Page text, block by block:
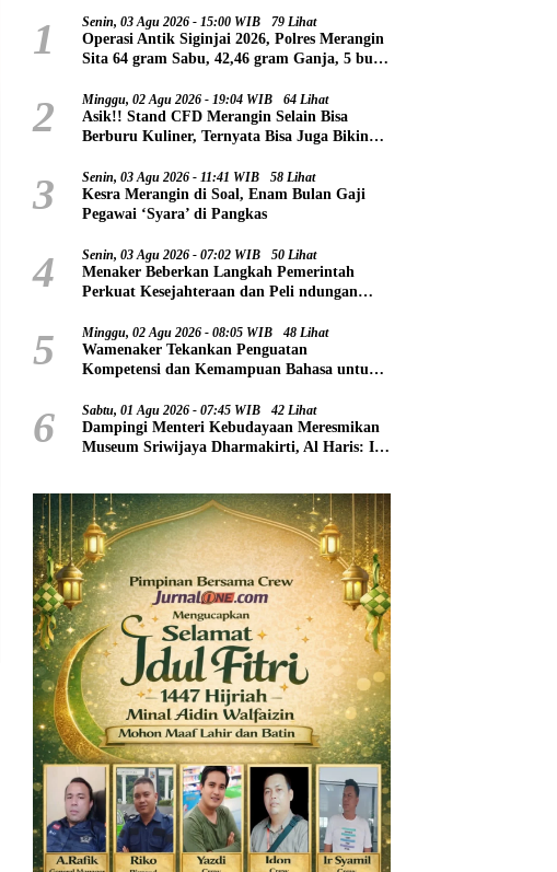
1 Senin, 03 Agu 2026 - 15:00 WIB 79 Lihat
Operasi Antik Siginjai 2026, Polres Merangin
Sita 64 gram Sabu, 42,46 gram Ganja, 5 butir
2 Minggu, 02 Agu 2026 - 19:04 WIB 64 Lihat
Asik!! Stand CFD Merangin Selain Bisa
Berburu Kuliner, Ternyata Bisa Juga Bikin
3 Senin, 03 Agu 2026 - 11:41 WIB 58 Lihat
Kesra Merangin di Soal, Enam Bulan Gaji
Pegawai ‘Syara’ di Pangkas
4 Senin, 03 Agu 2026 - 07:02 WIB 50 Lihat
Menaker Beberkan Langkah Pemerintah
Perkuat Kesejahteraan dan Peli ndungan
5 Minggu, 02 Agu 2026 - 08:05 WIB 48 Lihat
Wamenaker Tekankan Penguatan
Kompetensi dan Kemampuan Bahasa untuk
6 Sabtu, 01 Agu 2026 - 07:45 WIB 42 Lihat
Dampingi Menteri Kebudayaan Meresmikan
Museum Sriwijaya Dharmakirti, Al Haris: Ini